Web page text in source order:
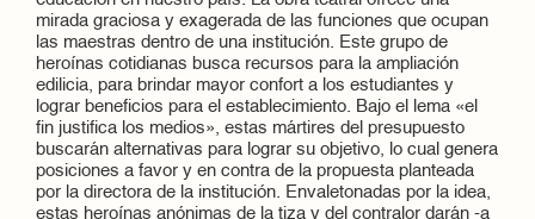
mirada graciosa y exagerada de las funciones que ocupan
las maestras dentro de una institución. Este grupo de
heroínas cotidianas busca recursos para la ampliación
edilicia, para brindar mayor confort a los estudiantes y
lograr beneficios para el establecimiento. Bajo el lema «el
fin justifica los medios», estas mártires del presupuesto
buscarán alternativas para lograr su objetivo, lo cual genera
posiciones a favor y en contra de la propuesta planteada
por la directora de la institución. Envaletonadas por la idea,
estas heroínas anónimas de la tiza y del contralor darán -a